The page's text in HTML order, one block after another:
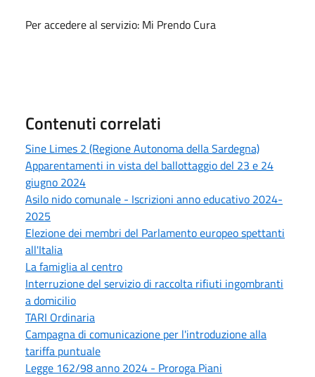
Per accedere al servizio: Mi Prendo Cura
Contenuti correlati
Sine Limes 2 (Regione Autonoma della Sardegna)
Apparentamenti in vista del ballottaggio del 23 e 24
giugno 2024
Asilo nido comunale - Iscrizioni anno educativo 2024-
2025
Elezione dei membri del Parlamento europeo spettanti
all'Italia
La famiglia al centro
Interruzione del servizio di raccolta rifiuti ingombranti
a domicilio
TARI Ordinaria
Campagna di comunicazione per l'introduzione alla
tariffa puntuale
Legge 162/98 anno 2024 - Proroga Piani